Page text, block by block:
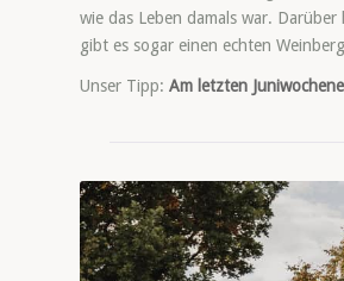
wie das Leben damals war.
gibt es sogar einen echten Weinberg
Unser Tipp: Am letzten